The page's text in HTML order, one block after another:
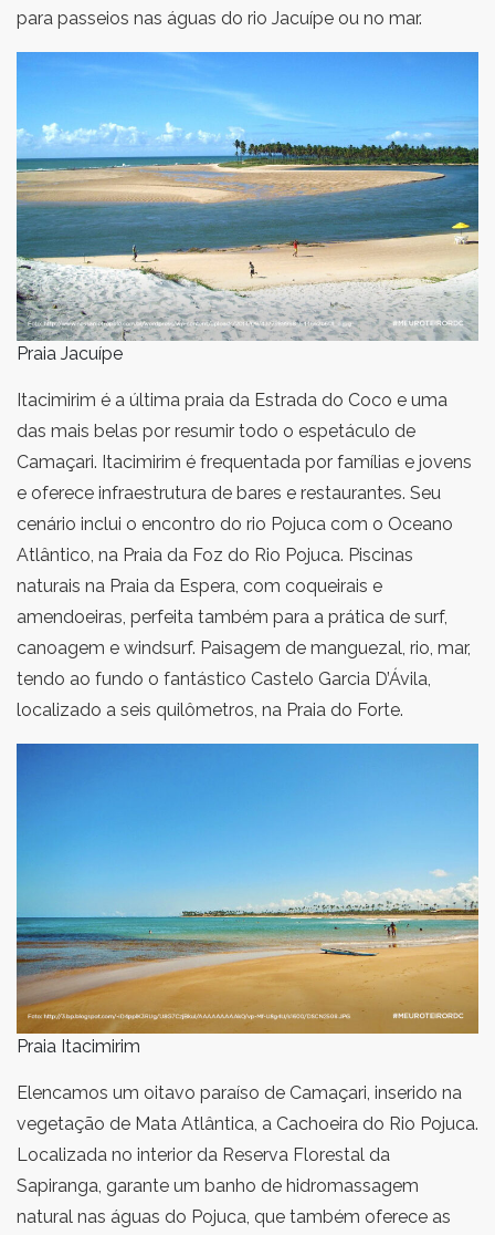
para passeios nas águas do rio Jacuípe ou no mar.
Praia Jacuípe
Itacimirim é a última praia da Estrada do Coco e uma
das mais belas por resumir todo o espetáculo de
Camaçari. Itacimirim é frequentada por famílias e jovens
e oferece infraestrutura de bares e restaurantes. Seu
cenário inclui o encontro do rio Pojuca com o Oceano
Atlântico, na Praia da Foz do Rio Pojuca. Piscinas
naturais na Praia da Espera, com coqueirais e
amendoeiras, perfeita também para a prática de surf,
canoagem e windsurf. Paisagem de manguezal, rio, mar,
tendo ao fundo o fantástico Castelo Garcia D’Ávila,
localizado a seis quilômetros, na Praia do Forte.
Praia Itacimirim
Elencamos um oitavo paraíso de Camaçari, inserido na
vegetação de Mata Atlântica, a Cachoeira do Rio Pojuca.
Localizada no interior da Reserva Florestal da
Sapiranga, garante um banho de hidromassagem
natural nas águas do Pojuca, que também oferece as